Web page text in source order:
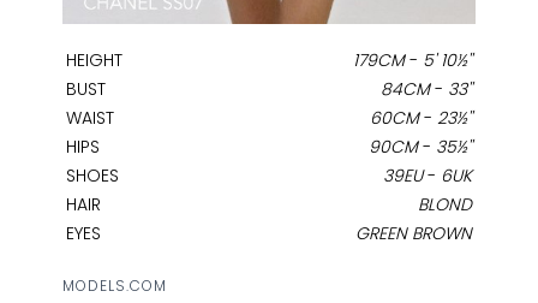
HEIGHT 179CM- 5' 10½''
BUST
84CM- 33''
WAIST
60CM- 23½''
HIPS
90CM- 35½''
SHOES
39EU- 6UK
HAIR
BLOND
EYES
GREEN BROWN
MODELS.COM